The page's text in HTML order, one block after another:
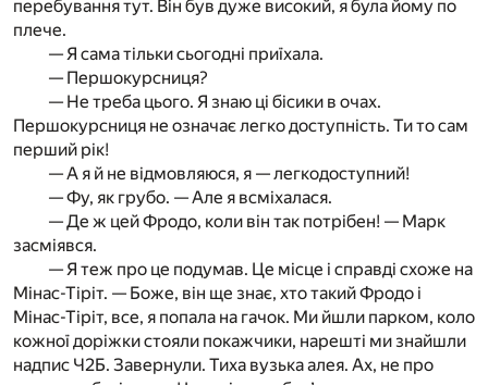
перебування тут. Він був дуже високий, я була йому по
плече.
— Я сама тільки сьогодні приїхала.
— Першокурсниця?
— Не треба цього. Я знаю ці бісики в очах.
Першокурсниця не означає легко доступність. Ти то сам
перший рік!
— А я й не відмовляюся, я — легкодоступний!
— Фу, як грубо. — Але я всміхалася.
— Де ж цей Фродо, коли він так потрібен! — Марк
засміявся.
— Я теж про це подумав. Це місце і справді схоже на
Мінас-Тіріт. — Боже, він ще знає, хто такий Фродо і
Мінас-Тіріт, все, я попала на гачок. Ми йшли парком, коло
кожної доріжки стояли покажчики, нарешті ми знайшли
надпис Ч2Б. Завернули. Тиха вузька алея. Ах, не про